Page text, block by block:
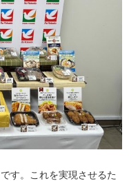
す。これを実現させるた